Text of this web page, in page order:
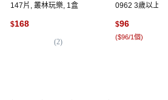
147片, 叢林玩樂, 1盒
$168
(2)
0962 3歲以上
$96
($96/1個)